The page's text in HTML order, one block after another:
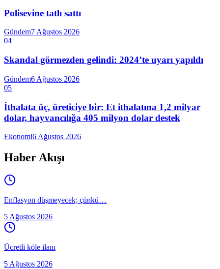
Polisevine tatlı sattı
Gündem7 Ağustos 2026
04
Skandal görmezden gelindi: 2024’te uyarı yapıldı
Gündem6 Ağustos 2026
05
İthalata üç, üreticiye bir: Et ithalatına 1,2 milyar
dolar, hayvancılığa 405 milyon dolar destek
Ekonomi6 Ağustos 2026
Haber Akışı
Enflasyon düşmeyecek; çünkü…
5 Ağustos 2026
Ücretli köle ilanı
5 Ağustos 2026